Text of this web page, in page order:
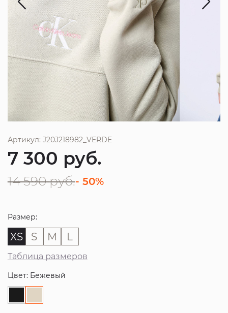
Артикул: J20J218982_VERDE
7 300 руб.
14 590 руб.- 50%
Размер:
XS S M L
Таблица размеров
Цвет: Бежевый